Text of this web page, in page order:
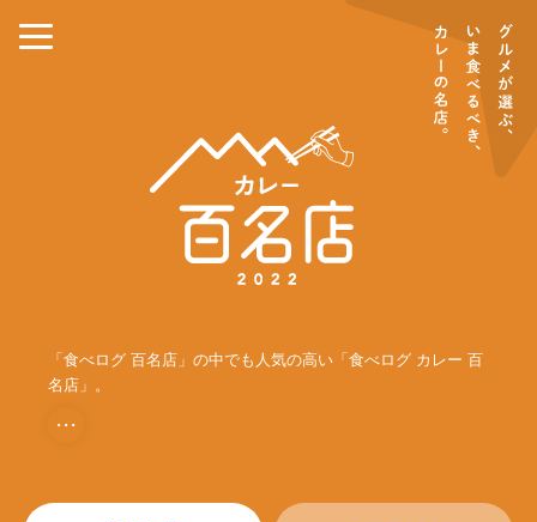
「食べログ 百名店」の中でも人気の高い「食べログ カレー 百
名店」。
・・・